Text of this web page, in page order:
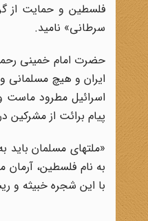
سرطانی» نامید.
حضرت امام خمینی
ایران و هیچ مسلمانی
اسرائیل مطرود ماست
پیام برائت از مشرکین در سال 1366
«ملت‏های مسلمان باید
به نام فلسطین،
با این شجره خبیثه و